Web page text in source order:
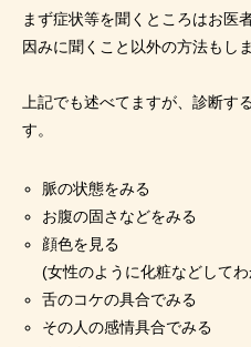
まず症状等を聞くところはお医
因みに聞くこと以外の方法もしま
上記でも述べてますが、診断す
す。
脈の状態をみる
お腹の固さなどをみる
顔色を見る
(女性のように化粧などして
舌のコケの具合でみる
その人の感情具合でみる